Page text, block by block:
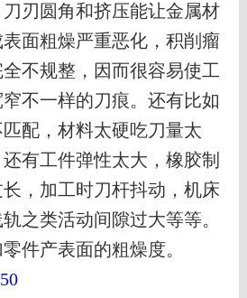
刃圆角和挤压能让金属材
面粗燥严重恶化，积削瘤
不规整，因而很容易使工
不一样的刀痕。还有比如
配，材料太硬吃刀量太
有工件弹性太大，橡胶制
，加工时刀杆抖动，机床
之类活动间隙过大等等。
件产表面的粗燥度。